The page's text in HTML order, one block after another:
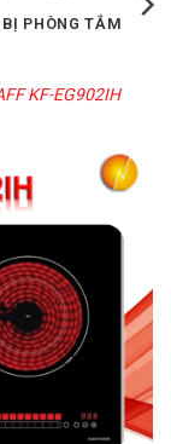
PHÒNG TẮM
KF-EG902IH